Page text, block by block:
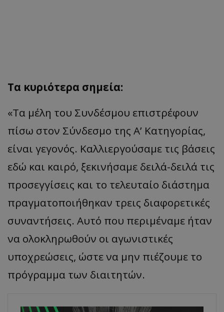
Τα κυριότερα σημεία:
«Τα μέλη του Συνδέσμου επιστρέφουν
πίσω στον Σύνδεσμο της Α’ Κατηγορίας,
είναι γεγονός. Καλλιεργούσαμε τις βάσεις
εδώ και καιρό, ξεκινήσαμε δειλά-δειλά τις
προσεγγίσεις και το τελευταίο διάστημα
πραγματοποιήθηκαν τρεις διαφορετικές
συναντήσεις. Αυτό που περιμέναμε ήταν
να ολοκληρωθούν οι αγωνιστικές
υποχρεώσεις, ώστε να μην πιέζουμε το
πρόγραμμα των διαιτητών.